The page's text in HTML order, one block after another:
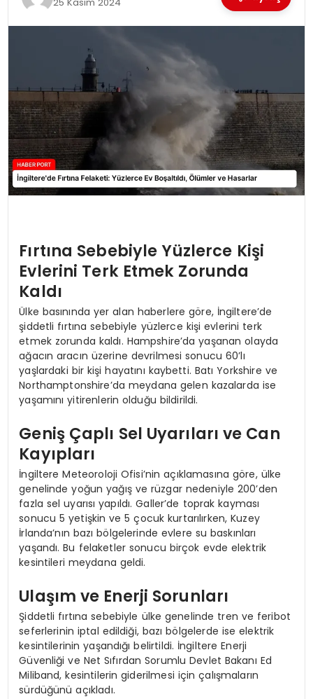
Fırtına Sebebiyle Yüzlerce Kişi
Evlerini Terk Etmek Zorunda
Kaldı
Ülke basınında yer alan haberlere göre, İngiltere’de
şiddetli fırtına sebebiyle yüzlerce kişi evlerini terk
etmek zorunda kaldı. Hampshire’da yaşanan olayda
ağacın aracın üzerine devrilmesi sonucu 60’lı
yaşlardaki bir kişi hayatını kaybetti. Batı Yorkshire ve
Northamptonshire’da meydana gelen kazalarda ise
yaşamını yitirenlerin olduğu bildirildi.
Geniş Çaplı Sel Uyarıları ve Can
Kayıpları
İngiltere Meteoroloji Ofisi’nin açıklamasına göre, ülke
genelinde yoğun yağış ve rüzgar nedeniyle 200’den
fazla sel uyarısı yapıldı. Galler’de toprak kayması
sonucu 5 yetişkin ve 5 çocuk kurtarılırken, Kuzey
İrlanda’nın bazı bölgelerinde evlere su baskınları
yaşandı. Bu felaketler sonucu birçok evde elektrik
kesintileri meydana geldi.
Ulaşım ve Enerji Sorunları
Şiddetli fırtına sebebiyle ülke genelinde tren ve feribot
seferlerinin iptal edildiği, bazı bölgelerde ise elektrik
kesintilerinin yaşandığı belirtildi. İngiltere Enerji
Güvenliği ve Net Sıfırdan Sorumlu Devlet Bakanı Ed
Miliband, kesintilerin giderilmesi için çalışmaların
sürdüğünü açıkladı.